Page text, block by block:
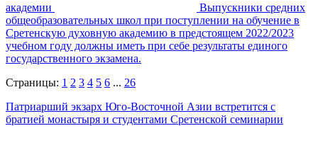
академии
Выпускники средних
общеобразовательных школ при поступлении на обучение в
Сретенскую духовную академию в предстоящем 2022/2023
учебном году должны иметь при себе результаты единого
государственного экзамена.
Страницы: 1 2 3 4 5 6 ... 26
Патриарший экзарх Юго-Восточной Азии встретится с
братией монастыря и студентами Сретенской семинарии